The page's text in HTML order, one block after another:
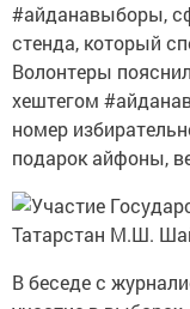
#айданавыборы,
стенда, который
Волонтеры
хештегом
номер
подарок айфоны,
В беседе с